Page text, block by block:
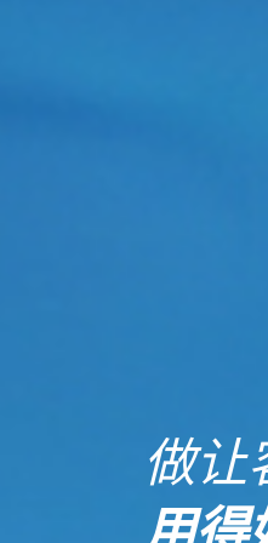
做让